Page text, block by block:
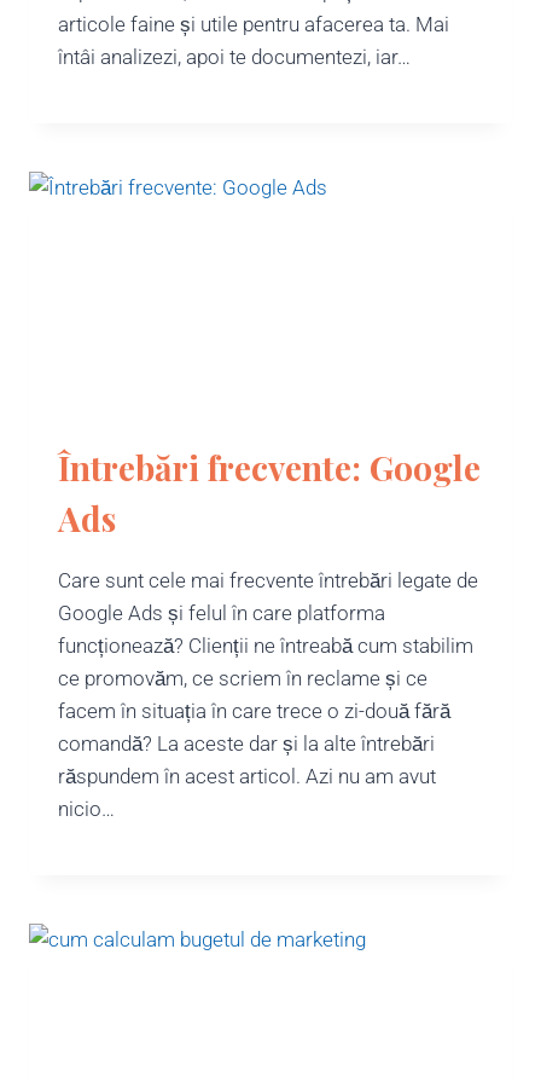
articole faine și utile pentru afacerea ta. Mai
întâi analizezi, apoi te documentezi, iar…
Întrebări frecvente: Google
Ads
Care sunt cele mai frecvente întrebări legate de
Google Ads și felul în care platforma
funcționează? Clienții ne întreabă cum stabilim
ce promovăm, ce scriem în reclame și ce
facem în situația în care trece o zi-două fără
comandă? La aceste dar și la alte întrebări
răspundem în acest articol. Azi nu am avut
nicio…